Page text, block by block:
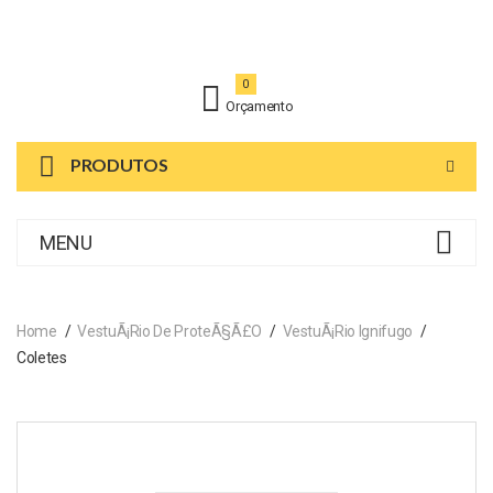
Orçamento
0
PRODUTOS
MENU
Home VestuÃ¡rio De ProteÃ§Ã£o
VestuÃ¡rio Ignifugo
Coletes